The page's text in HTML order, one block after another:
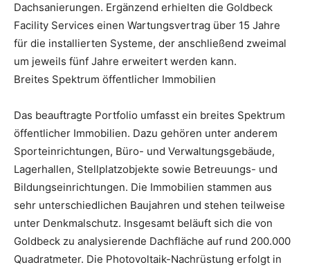
Dachsanierungen. Ergänzend erhielten die Goldbeck
Facility Services einen Wartungsvertrag über 15 Jahre
für die installierten Systeme, der anschließend zweimal
um jeweils fünf Jahre erweitert werden kann.
Breites Spektrum öffentlicher Immobilien
Das beauftragte Portfolio umfasst ein breites Spektrum
öffentlicher Immobilien. Dazu gehören unter anderem
Sporteinrichtungen, Büro- und Verwaltungsgebäude,
Lagerhallen, Stellplatzobjekte sowie Betreuungs- und
Bildungseinrichtungen. Die Immobilien stammen aus
sehr unterschiedlichen Baujahren und stehen teilweise
unter Denkmalschutz. Insgesamt beläuft sich die von
Goldbeck zu analysierende Dachfläche auf rund 200.000
Quadratmeter. Die Photovoltaik-Nachrüstung erfolgt in